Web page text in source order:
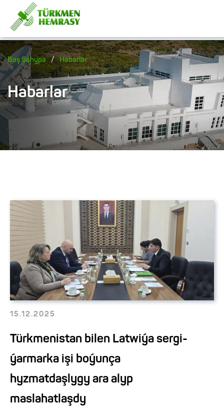
Baş Sahypa / Habarlar
Habarlar
15.12.2025
Türkmenistan bilen Latwiýa sergi-
ýarmarka işi boýunça
hyzmatdaşlygy ara alyp
maslahatlaşdy